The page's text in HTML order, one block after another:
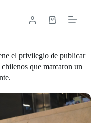
Carrito
el privilegio de publicar
que marcaron un